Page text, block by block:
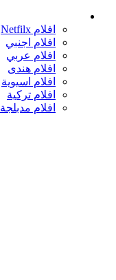
افلام Netfilx
افلام اجنبي
افلام عربي
افلام هندى
افلام اسيوية
افلام تركية
افلام مدبلجة